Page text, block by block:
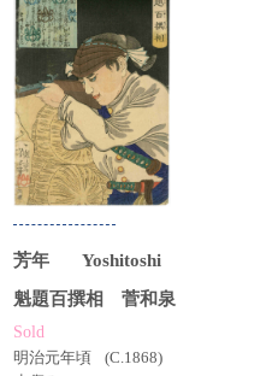
芳年
Yoshitoshi
魁題百撰相 菅和泉
Sold
明治元年頃
(C.1868)